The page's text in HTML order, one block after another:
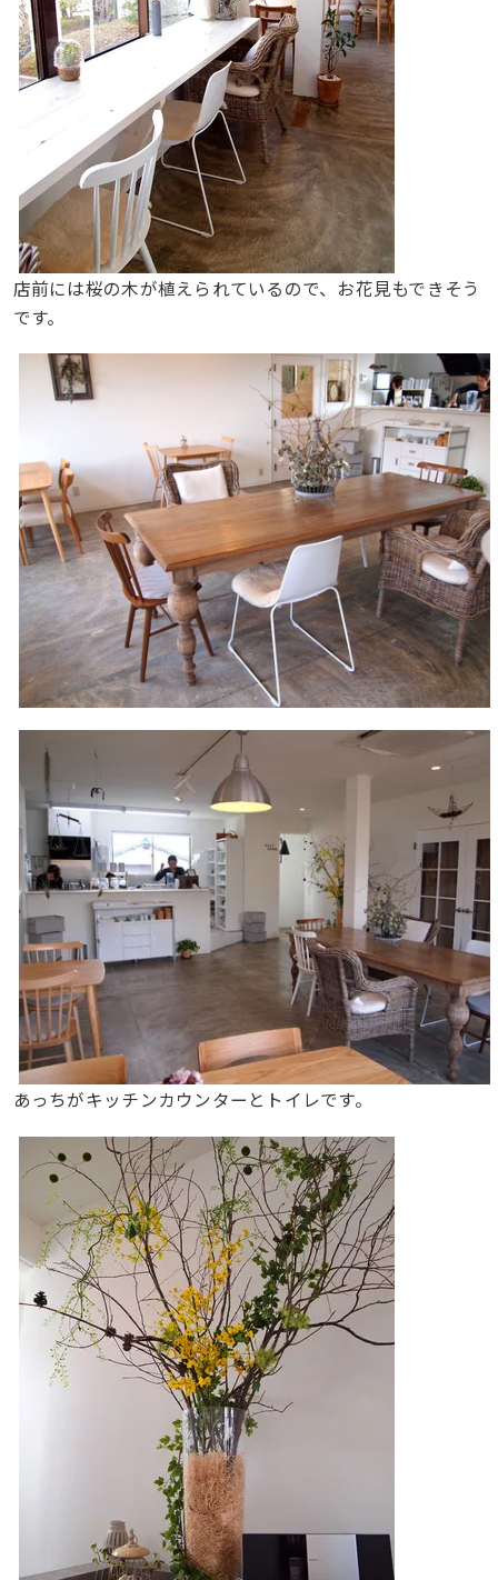
店前には桜の木が植えられているので、お花見もできそう
です。
あっちがキッチンカウンターとトイレです。